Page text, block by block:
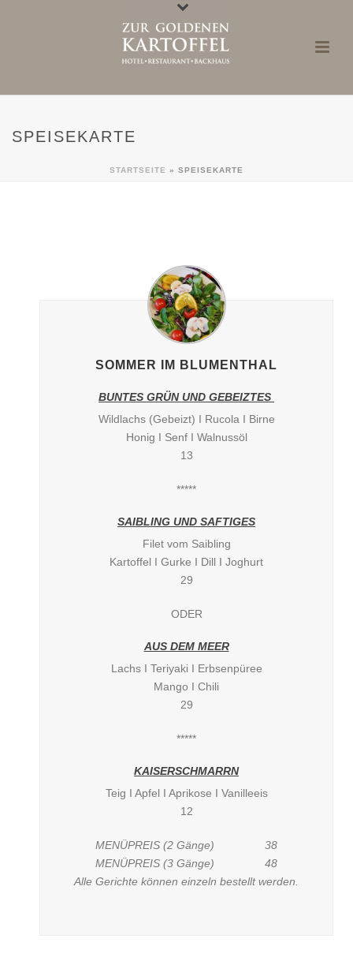
SPEISEKARTE
STARTSEITE » SPEISEKARTE
SOMMER IM BLUMENTHAL
BUNTES GRÜN UND GEBEIZTES
Wildlachs (Gebeizt) I Rucola I Birne
Honig I Senf I Walnussöl
13
*****
SAIBLING UND SAFTIGES
Filet vom Saibling
Kartoffel I Gurke I Dill I Joghurt
29
ODER
AUS DEM MEER
Lachs I Teriyaki I Erbsenpüree
Mango I Chili
29
*****
KAISERSCHMARRN
Teig I Apfel I Aprikose I Vanilleeis
12
MENÜPREIS (2 Gänge) 38
MENÜPREIS (3 Gänge) 48
Alle Gerichte können einzeln bestellt werden.